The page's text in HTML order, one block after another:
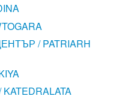
/ PATRIARH